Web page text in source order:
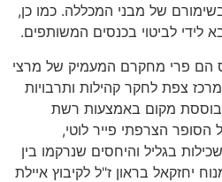
של מבני המכללה. כמו כן,
לביטוי בכנסים המשותפים.
הם פרי מחקרם המעמיק של מרצי
צפת לחקר קהילות ותרבויות
מקום באמצעות רשת
הצרפתי פייר לוטי,
משכילות בגליל והיחסים שנרקמו בין
יחזקאל בראון ז"ל לקיבוץ איילת